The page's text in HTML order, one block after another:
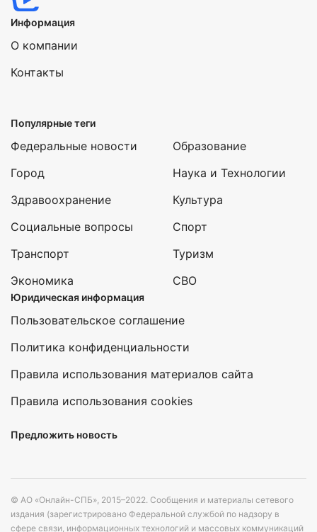
Информация
О компании
Контакты
Популярные теги
Федеральные новости
Город
Здравоохранение
Социальные вопросы
Транспорт
Экономика
Образование
Наука и Технологии
Культура
Спорт
Туризм
СВО
Юридическая информация
Пользовательское соглашение
Политика конфиденциальности
Правила использования материалов сайта
Правила использования cookies
Предложить новость
© АО «Онлайн-СПБ», 2015–2022. Сообщения и материалы сетевого
издания (зарегистрировано Федеральной службой по надзору в
сфере связи, информационных технологий и массовых коммуникаций